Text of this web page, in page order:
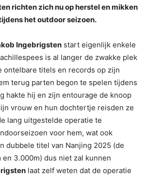
richten zich nu op herstel en mikken
het outdoor seizoen.
Ingebrigsten start eigenlijk enkele
is al langer de zwakke plek
ontelbare titels en records op zijn
terug parten begon te spelen tijdens
hakte hij en zijn entourage de knoop
vrouw en hun dochtertje reisden ze
lang uitgestelde operatie te
voor hem, wat ook
dubbele titel van Nanjing 2025 (de
en 3.000m) dus niet zal kunnen
laat zelf weten dat de operatie